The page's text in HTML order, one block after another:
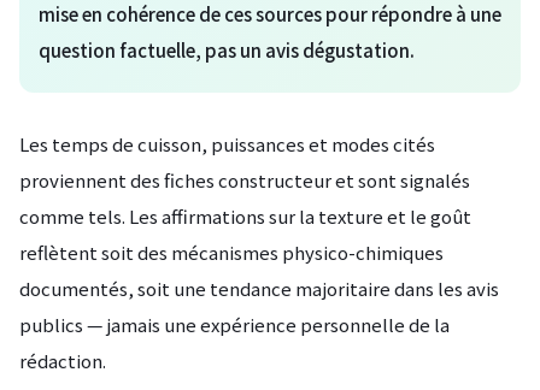
mise en cohérence de ces sources pour répondre à une
question factuelle, pas un avis dégustation.
Les temps de cuisson, puissances et modes cités
proviennent des fiches constructeur et sont signalés
comme tels. Les affirmations sur la texture et le goût
reflètent soit des mécanismes physico-chimiques
documentés, soit une tendance majoritaire dans les avis
publics — jamais une expérience personnelle de la
rédaction.